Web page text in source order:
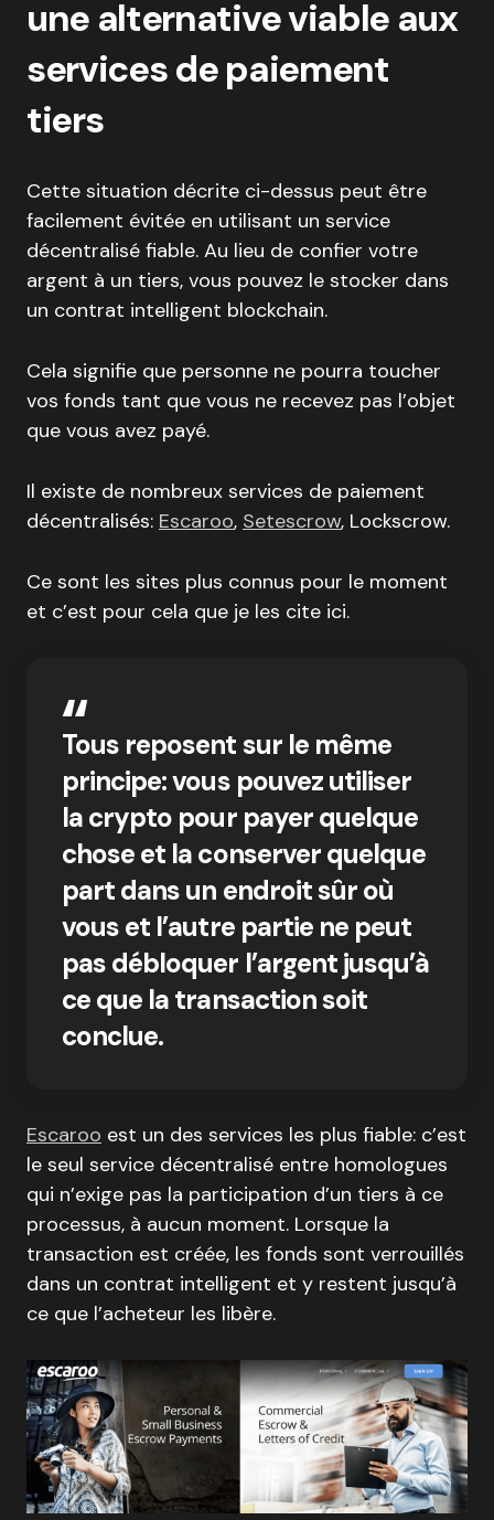
une alternative viable aux
services de paiement
tiers
Cette situation décrite ci-dessus peut être
facilement évitée en utilisant un service
décentralisé fiable. Au lieu de confier votre
argent à un tiers, vous pouvez le stocker dans
un contrat intelligent blockchain.
Cela signifie que personne ne pourra toucher
vos fonds tant que vous ne recevez pas l’objet
que vous avez payé.
Il existe de nombreux services de paiement
décentralisés: Escaroo, Setescrow, Lockscrow.
Ce sont les sites plus connus pour le moment
et c’est pour cela que je les cite ici.
Tous reposent sur le même
principe: vous pouvez utiliser
la crypto pour payer quelque
chose et la conserver quelque
part dans un endroit sûr où
vous et l’autre partie ne peut
pas débloquer l’argent jusqu’à
ce que la transaction soit
conclue.
Escaroo est un des services les plus fiable: c’est
le seul service décentralisé entre homologues
qui n’exige pas la participation d’un tiers à ce
processus, à aucun moment. Lorsque la
transaction est créée, les fonds sont verrouillés
dans un contrat intelligent et y restent jusqu’à
ce que l’acheteur les libère.